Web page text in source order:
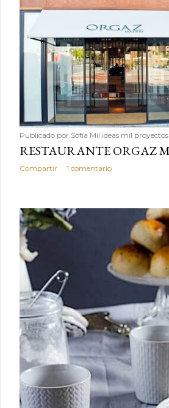
Publicado por Sofía Mil ideas mil proyectos
RESTAURANTE ORGAZ
Compartir 1 comentario